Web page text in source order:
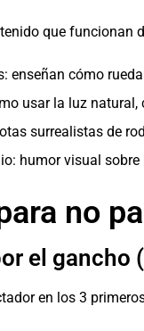
que funcionan
enseñan cómo
usar la luz
surrealistas de
humor visual
no
el
en los 3